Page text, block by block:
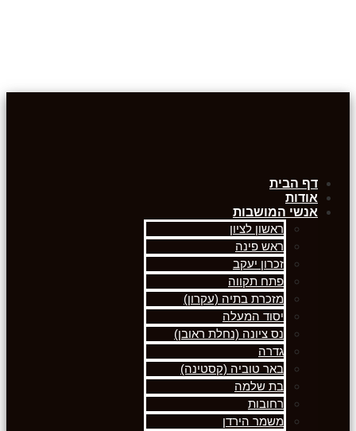
דף הבית
אודות
אנשי המושבות
ראשון לציון
ראש פינה
זכרון יעקב
פתח תקווה
מזכרת בתיה (עקרון)
יסוד המעלה
נס ציונה (נחלת ראובן)
גדרה
באר טוביה (קסטינה)
בת שלמה
רחובות
משמר הירדן